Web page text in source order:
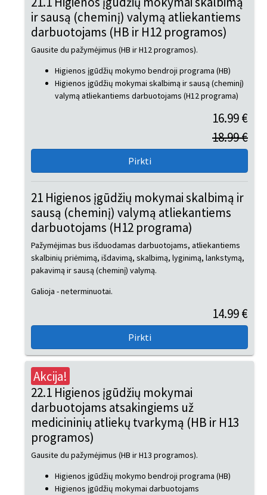
21 Higienos įgūdžių mokymai skalbimą ir
sausą (cheminį) valymą atliekantiems
darbuotojams (H12 programa)
Pažymėjimas bus išduodamas darbuotojams, atliekantiems
skalbinių priėmimą, išdavimą, skalbimą, lyginimą, lankstymą,
pakavimą ir sausą (cheminį) valymą.
Galioja - neterminuotai.
14.99 €
ir sausą (cheminį) valymą atliekantiems
darbuotojams (HB ir H12 programos)
Gausite du pažymėjimus (HB ir H12 programos).
Higienos įgūdžių mokymo bendroji programa (HB)
Higienos įgūdžių mokymai skalbimą ir sausą (cheminį)
valymą atliekantiems darbuotojams (H12 programa)
16.99 €
18.99 €
Akcija!
22.1 Higienos įgūdžių mokymai
darbuotojams atsakingiems už
medicininių atliekų tvarkymą (HB ir H13
programos)
Gausite du pažymėjimus (HB ir H13 programos).
Higienos įgūdžių mokymo bendroji programa (HB)
Higienos įgūdžių mokymai darbuotojams